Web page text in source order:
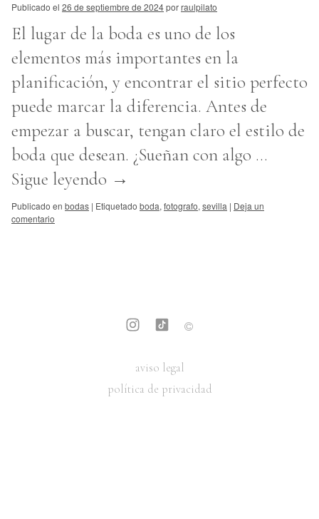
Publicado el 26 de septiembre de 2024porraulpilato
El lugar de la boda es uno de los
elementos más importantes en la
planificación, y encontrar el sitio perfecto
puede marcar la diferencia. Antes de
empezar a buscar, tengan claro el estilo de
boda que desean. ¿Sueñan con algo …
Sigue leyendo →
Publicado en bodas | Etiquetado boda, fotografo, sevilla | Deja un
comentario
aviso legal
política de privacidad